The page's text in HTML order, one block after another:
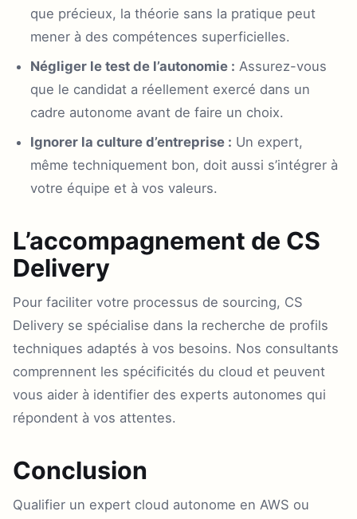
que précieux, la théorie sans la pratique peut
mener à des compétences superficielles.
Négliger le test de l’autonomie : Assurez-vous
que le candidat a réellement exercé dans un
cadre autonome avant de faire un choix.
Ignorer la culture d’entreprise : Un expert,
même techniquement bon, doit aussi s’intégrer à
votre équipe et à vos valeurs.
L’accompagnement de CS
Delivery
Pour faciliter votre processus de sourcing, CS
Delivery se spécialise dans la recherche de profils
techniques adaptés à vos besoins. Nos consultants
comprennent les spécificités du cloud et peuvent
vous aider à identifier des experts autonomes qui
répondent à vos attentes.
Conclusion
Qualifier un expert cloud autonome en AWS ou